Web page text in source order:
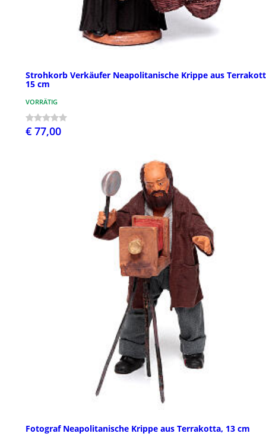
Strohkorb Verkäufer Neapolitanische Krippe aus
15 cm
VORRÄTIG
€ 77,00
Fotograf Neapolitanische Krippe aus Terrakotta, 13 cm